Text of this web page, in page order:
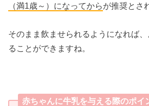
（満1歳～）になってからが推奨とさ
そのまま飲ませられるようになれば
ることができますね。
赤ちゃんに牛乳を与える際のポイ